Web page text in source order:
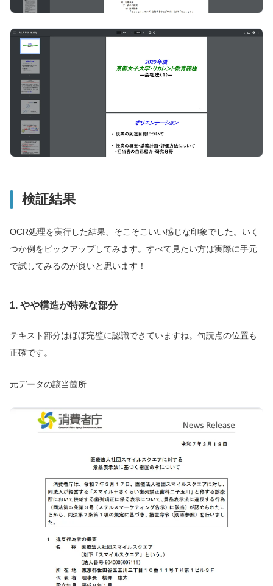
検証結果
OCR処理を実行した結果、そこそこいい感じな印象でした。いく
つか例をピックアップしてみます。すべて見たい方は実際に手元
で試してみるのが良いと思います！
1. やや構造が特殊な部分
テキスト部分はほぼ完璧に認識できていますね。句読点の位置も
正確です。
元データの該当箇所